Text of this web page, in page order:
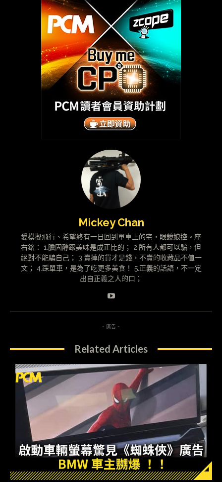
Mickey Chan
愛模擬飛行、希望終有一日回到單車上的宅，眼鏡娘控。座
右銘： 1.膽固醇跟美味是成正比的； 2.所有人都可以騙，但
絕對不能騙自己； 3.賣掉的貨才是錢，不賣的收藏品不值一
文； 4.踩單車，是為了吃更多美食！ 5.正義的話語，不一定
出自正義之人的口；
- 廣告 -
Related Articles